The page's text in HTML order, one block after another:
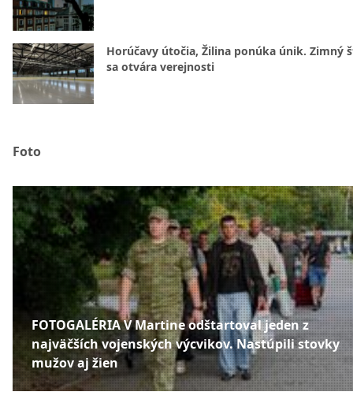
Horúčavy útočia, Žilina ponúka únik. Zimný
sa otvára verejnosti
Foto
FOTOGALÉRIA V Martine odštartoval jeden z
najväčších vojenských výcvikov. Nastúpili stovky
mužov aj žien